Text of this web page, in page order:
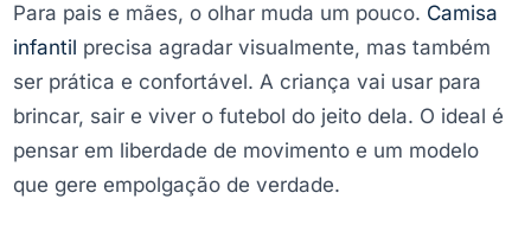
Para pais e mães, o olhar muda um pouco. Camisa
infantil precisa agradar visualmente, mas também
ser prática e confortável. A criança vai usar para
brincar, sair e viver o futebol do jeito dela. O ideal é
pensar em liberdade de movimento e um modelo
que gere empolgação de verdade.